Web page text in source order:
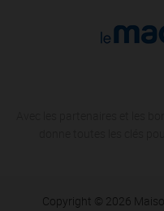
Copyright © 2026